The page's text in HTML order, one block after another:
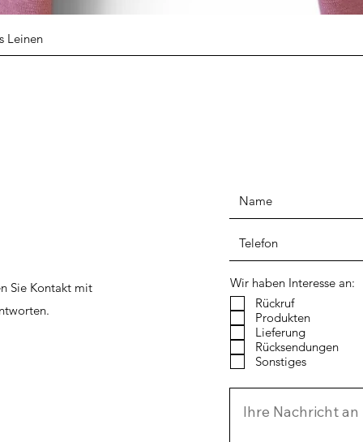
Leinen
Sie Kontakt mit
Wir haben Interesse an:
Rückruf
Produkten
Lieferung
Rücksendungen
Sonstiges